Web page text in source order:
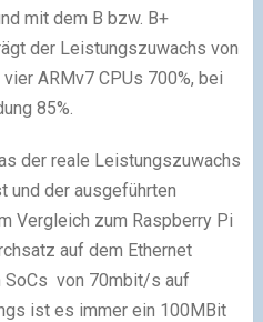
mit dem B bzw. B+
der Leistungszuwachs von
ARMv7 CPUs 700%, bei
85%.
der reale Leistungszuwachs
und der ausgeführten
Vergleich zum Raspberry Pi
auf dem Ethernet
SoCs von 70mbit/s auf
ist es immer ein 100MBit